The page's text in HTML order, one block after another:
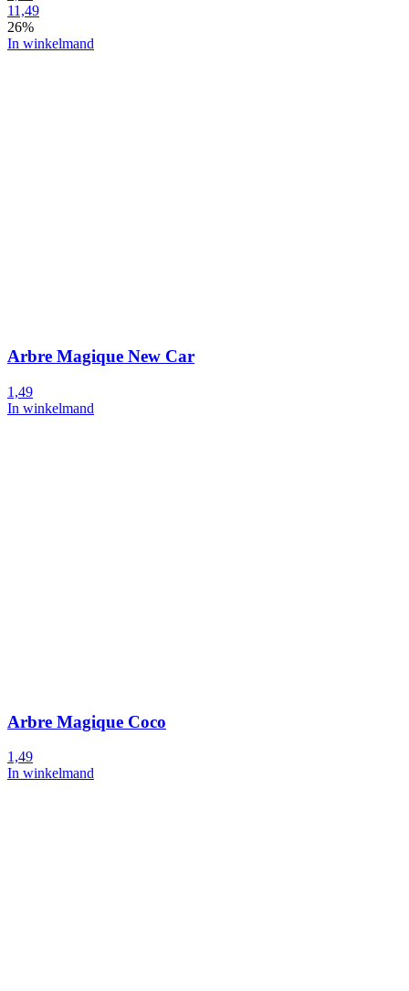
11,49
26%
In winkelmand
Arbre Magique New Car
1,49
In winkelmand
Arbre Magique Coco
1,49
In winkelmand